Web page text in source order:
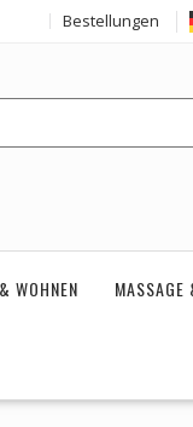
Bestellungen
WOHNEN MASSAGE